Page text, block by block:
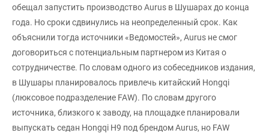
обещал запустить производство Aurus в Шушарах до конца
года. Но сроки сдвинулись на неопределенный срок. Как
объяснили тогда источники «Ведомостей», Aurus не смог
договориться с потенциальным партнером из Китая о
сотрудничестве. По словам одного из собеседников издания,
в Шушары планировалось привлечь китайский Hongqi
(люксовое подразделение FAW). По словам другого
источника, близкого к заводу, на площадке планировали
выпускать седан Hongqi H9 под брендом Aurus, но FAW